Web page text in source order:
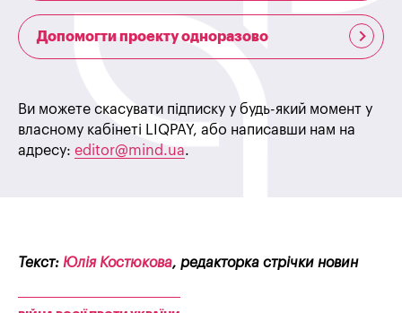
Допомогти проекту одноразово
Ви можете скасувати підписку у будь-який момент у
власному кабінеті LIQPAY, або написавши нам на
адресу: editor@mind.ua.
Текст: Юлія Костюкова, редакторка стрічки новин